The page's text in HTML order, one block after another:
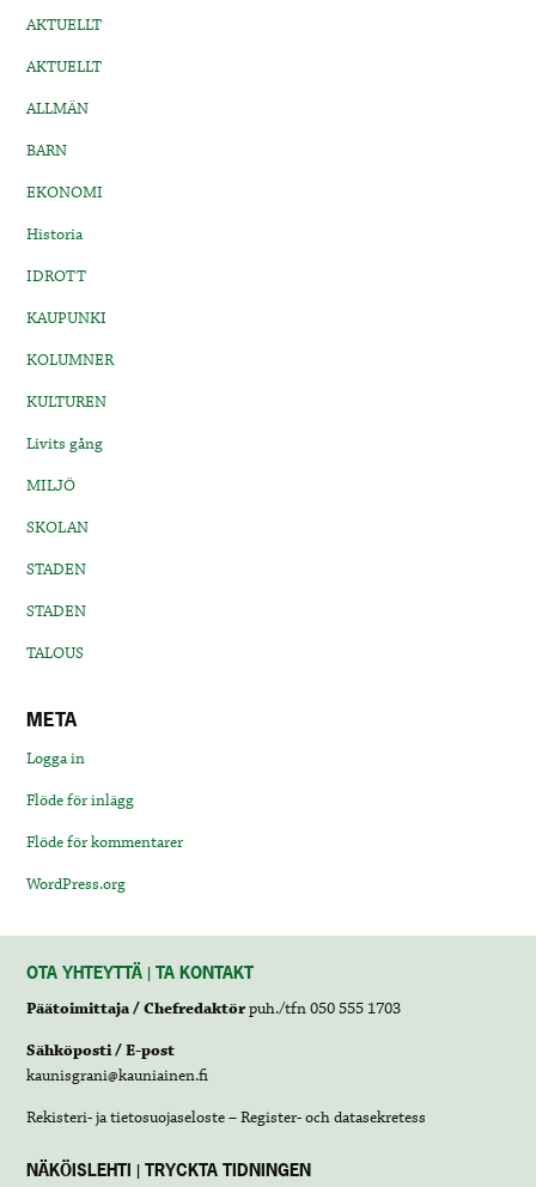
AKTUELLT
AKTUELLT
ALLMÄN
BARN
EKONOMI
Historia
IDROTT
KAUPUNKI
KOLUMNER
KULTUREN
Livits gång
MILJÖ
SKOLAN
STADEN
STADEN
TALOUS
META
Logga in
Flöde för inlägg
Flöde för kommentarer
WordPress.org
OTA YHTEYTTÄ | TA KONTAKT
Päätoimittaja / Chefredaktörpuh./tfn 050 555 1703
Sähköposti / E-post
kaunisgrani@kauniainen.fi
Rekisteri- ja tietosuojaseloste – Register- och datasekretess
NÄKÖISLEHTI | TRYCKTA TIDNINGEN